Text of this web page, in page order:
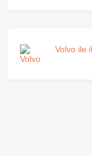
Volvo ile